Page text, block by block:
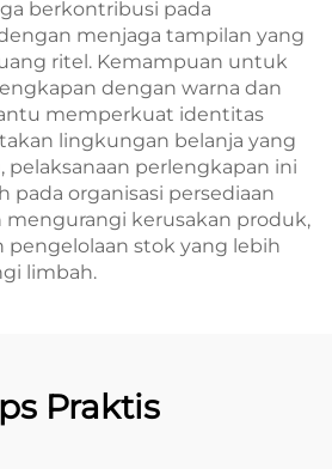
berkontribusi pada
menjaga tampilan yang
ritel. Kemampuan untuk
dengan warna dan
memperkuat identitas
lingkungan belanja yang
pelaksanaan perlengkapan ini
pada organisasi persediaan
mengurangi kerusakan produk,
pengelolaan stok yang lebih
limbah.
Praktis